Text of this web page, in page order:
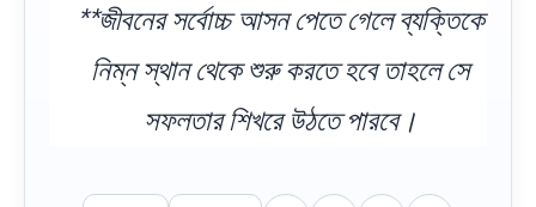
**জীবনের সর্বোচ্চ আসন পেতে গেলে ব্যক্তিকে
নিম্ন স্থান থেকে শুরু করতে হবে তাহলে সে
সফলতার শিখরে উঠতে পারবে।